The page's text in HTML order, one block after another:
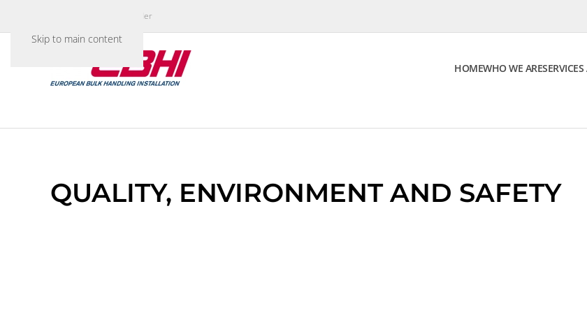
Skip to main content
The experience of a leader
HOMEWHO WE ARE
QUALITY, ENVIRONMENT AND SAFETY